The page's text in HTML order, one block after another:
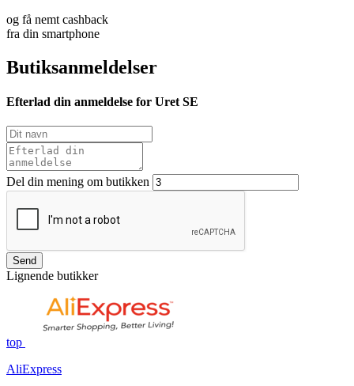
og få nemt cashback
fra din smartphone
Butiksanmeldelser
Efterlad din anmeldelse for Uret SE
Del din mening om butikken
Send
Lignende butikker
top
AliExpress